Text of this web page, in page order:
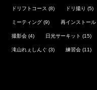
ドリフトコース (8) ドリ撮り (5)
ミーティング (9) 再インストール
撮影会 (4) 日光サーキット (15)
滝山れぇしんぐ (3) 練習会 (11)